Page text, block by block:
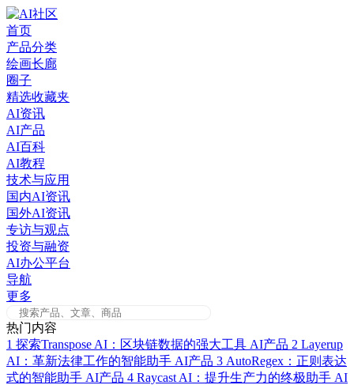
Skip
to
content
首页
产品分类
绘画长廊
圈子
精选收藏夹
AI资讯
AI产品
AI百科
AI教程
技术与应用
国内AI资讯
国外AI资讯
专访与观点
投资与融资
AI办公平台
导航
更多
热门内容
1 探索Transpose AI：区块链数据的强大工具 AI产品 2 Layerup
AI：革新法律工作的智能助手 AI产品 3 AutoRegex：正则表达
式的智能助手 AI产品 4 Raycast AI：提升生产力的终极助手 AI